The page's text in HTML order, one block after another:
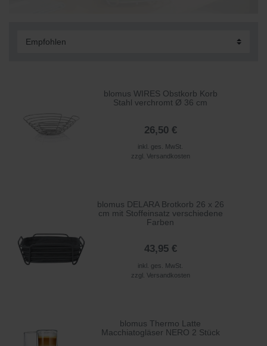
blomus WIRES Obstkorb Korb
Stahl verchromt Ø 36 cm
26,50 €
inkl. ges. MwSt.
zzgl. Versandkosten
blomus DELARA Brotkorb 26 x 26
cm mit Stoffeinsatz verschiedene
Farben
43,95 €
inkl. ges. MwSt.
zzgl. Versandkosten
blomus Thermo Latte
Macchiatogläser NERO 2 Stück